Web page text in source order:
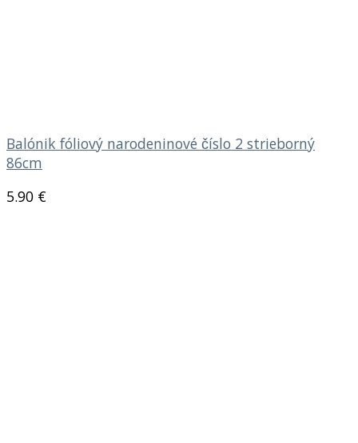
Balónik fóliový narodeninové číslo 2 strieborný
86cm
5.90 €